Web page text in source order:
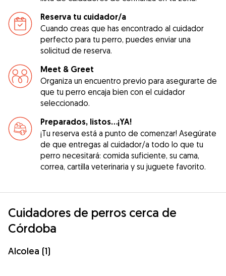
Reserva tu cuidador/a
Cuando creas que has encontrado al cuidador
perfecto para tu perro, puedes enviar una
solicitud de reserva.
Meet & Greet
Organiza un encuentro previo para asegurarte de
que tu perro encaja bien con el cuidador
seleccionado.
Preparados, listos...¡YA!
¡Tu reserva está a punto de comenzar! Asegúrate
de que entregas al cuidador/a todo lo que tu
perro necesitará: comida suficiente, su cama,
correa, cartilla veterinaria y su juguete favorito.
Cuidadores de perros cerca de
Córdoba
Alcolea (1)